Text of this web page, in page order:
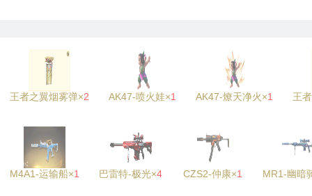
王者之翼烟雾弹×2 AK47-喷火娃×1 AK47-燎天净火×1 王
M4A1-运输船×1 巴雷特-极光×4 CZS2-仲康×1 MR1-幽暗